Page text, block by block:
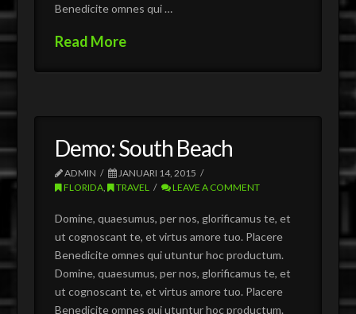
Benedicite omnes qui …
Read More
Demo: South Beach
ADMIN
JANUARI 14, 2015
FLORIDA, TRAVEL LEAVE A COMMENT
Domine, quaesumus, per nos, glorificamus te, et
ut cognoscant te, et virtus amore tuo. Placere
Benedicite omnes qui utuntur hoc productum.
Domine, quaesumus, per nos, glorificamus te, et
ut cognoscant te, et virtus amore tuo. Placere
Benedicite omnes qui utuntur hoc productum.